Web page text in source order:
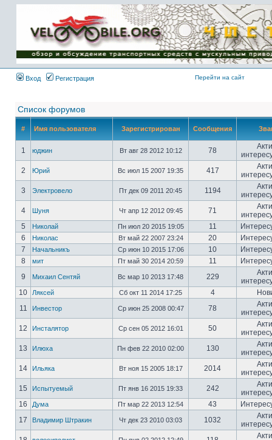
Имя пользователя:
Пароль:
{ LOG_ME_IN_SHORT
}
Вход
Регистрация Перейти на сайт
Список форумов
# Имя пользователя Зарегистрирован Сообщения
1 юджин Вт авг 28 2012 10:12 78
2
Юрий Вс июл 15 2007 19:35 417
3
Электровело Пт дек 09 2011 20:45 1194
4
Шуня Чт апр 12 2012 09:45 71
5
Николай Пн июл 20 2015 19:05 11
6
Николас Вт май 22 2007 23:24 20
7
Начальникъ Ср июн 10 2015 17:06 10
8
мит Пт май 30 2014 20:59 11
9
Михаил Сентяй Вс мар 10 2013 17:48 229
10
Ляксей Сб окт 11 2014 17:25 4
11
Инвестор Ср июн 25 2008 00:47 78
12
Инсталятор Ср сен 05 2012 16:01 50
13
Илюха Пн фев 22 2010 02:00 130
14
Ильяка Вт ноя 15 2005 18:17 2014
15
Испытуемый Пт янв 16 2015 19:33 242
16
Дума Пт мар 22 2013 12:54 43
17
Владимир Штракин Чт дек 23 2010 03:03 1032